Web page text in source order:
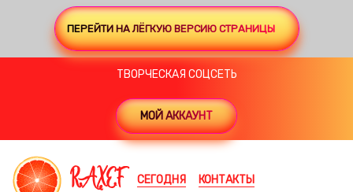
ПЕРЕЙТИ НА ЛЁГКУЮ ВЕРСИЮ СТРАНИЦЫ
ТВОРЧЕСКАЯ СОЦСЕТЬ
МОЙ АККАУНТ
RAXEF СЕГОДНЯ КОНТАКТЫ